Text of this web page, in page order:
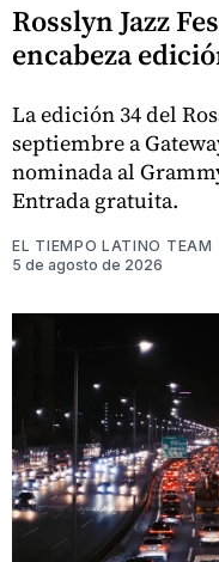
Rosslyn Jazz
encabeza
La edición 34 del
septiembre a
nominada al
Entrada gratuita.
EL TIEMPO LATINO TEAM
5 de agosto de 2026